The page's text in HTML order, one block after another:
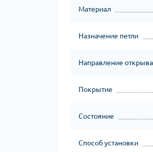
Материал
Назначение петли
Направление
Покрытие
Состояние
Способ установки